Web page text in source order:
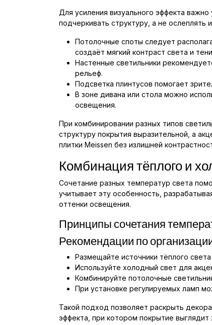
Для усиления визуального эффекта
подчеркивать структуру, а не ослеплять
Потолочные споты следует
создаёт мягкий контраст света и
Настенные светильники
рельеф.
Подсветка плинтусов помогает
В зоне дивана или стола можно
освещения.
При комбинировании разных типов
структуру покрытия выразительной, а
плитки Meissen без излишней
Комбинация тёплого и
Сочетание разных температур света
учитывает эту особенность,
оттенки освещения.
Принципы сочетания
Рекомендации по
Размещайте источники тёплого
Используйте холодный свет для
Комбинируйте потолочные
При установке регулируемых ламп
Такой подход позволяет раскрыть
эффекта, при котором покрытие